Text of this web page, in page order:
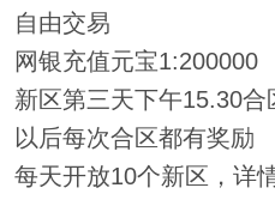
自由交易
网银充值元宝1:200000
新区第三天下午15.30
以后每次合区都有奖励
每天开放10个新区，详